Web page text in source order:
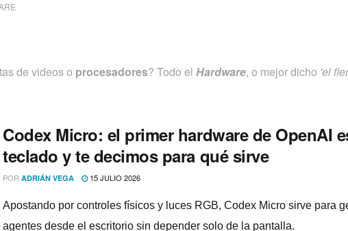
de videos o procesadores? Todo el Hardware, o mejor dicho 'el
Codex Micro: el primer hardware de OpenAI
teclado y te decimos para qué sirve
POR ADRIÁN VEGA 15 JULIO 2026
Apostando por controles físicos y luces RGB, Codex Micro sirve para
agentes desde el escritorio sin depender solo de la pantalla.